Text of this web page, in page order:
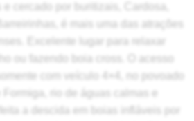
e cercado por buritizais, Cardosa,
é mais uma das atrações
Excelente lugar para relaxar
ou fazendo boia cross. O acesso
com veículo 4×4, no povoado
Formiga, rio de águas calmas e
a descida em boias infláveis por